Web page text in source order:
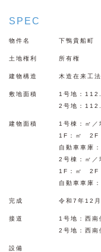
SPEC
物件名 下鴨貴船町
土地権利 所有権
建物構造 木造在来工
敷地面積
1号地：
2号地：
建物面積
1号棟：㎡／
1F：㎡ 2F
自動車車庫
2号棟：㎡／
1F：㎡ 2F
自動車車庫
完成 令和7年12月
接道
1号地：西
2号地：西
設備